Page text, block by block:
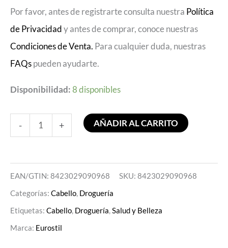
Por favor, antes de registrarte consulta nuestra Política
de Privacidady antes de comprar, conoce nuestras
Condiciones de Venta. Para cualquier duda, nuestras
FAQspueden ayudarte.
Disponibilidad:8 disponibles
- + AÑADIR AL CARRITO
EAN/GTIN: 8423029090968 SKU: 8423029090968
Categorías: Cabello, Droguería
Etiquetas: Cabello, Droguería,Salud y Belleza
Marca: Eurostil